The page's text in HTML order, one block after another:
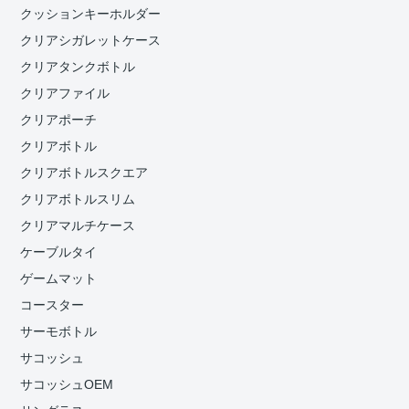
クッションキーホルダー
クリアシガレットケース
クリアタンクボトル
クリアファイル
クリアポーチ
クリアボトル
クリアボトルスクエア
クリアボトルスリム
クリアマルチケース
ケーブルタイ
ゲームマット
コースター
サーモボトル
サコッシュ
サコッシュOEM